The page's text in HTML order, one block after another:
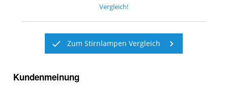
Vergleich!
Zum Stirnlampen Vergleich
Kundenmeinung